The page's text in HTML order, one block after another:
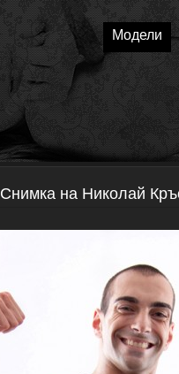
Модели
Снимка на Николай